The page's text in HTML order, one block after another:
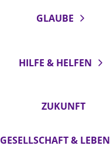
GLAUBE
HILFE & HELFEN
ZUKUNFT
GESELLSCHAFT & LEBEN